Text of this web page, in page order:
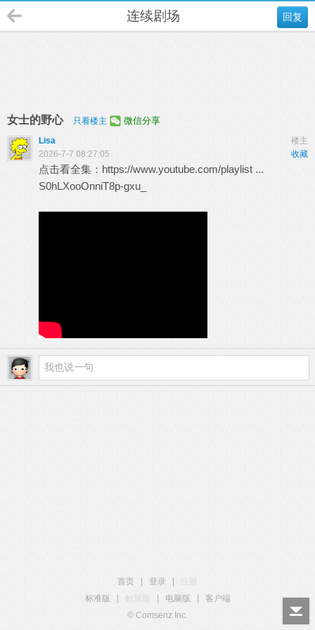
回复
连续剧场
女士的野心 只看楼主 微信分享
楼主
Lisa
收藏
2026-7-7 08:27:05
点击看全集： https://www.youtube.com/playlist ...
S0hLXooOnniT8p-gxu_
首页 登录
标准版
电脑版
客户端
© Comsenz Inc.